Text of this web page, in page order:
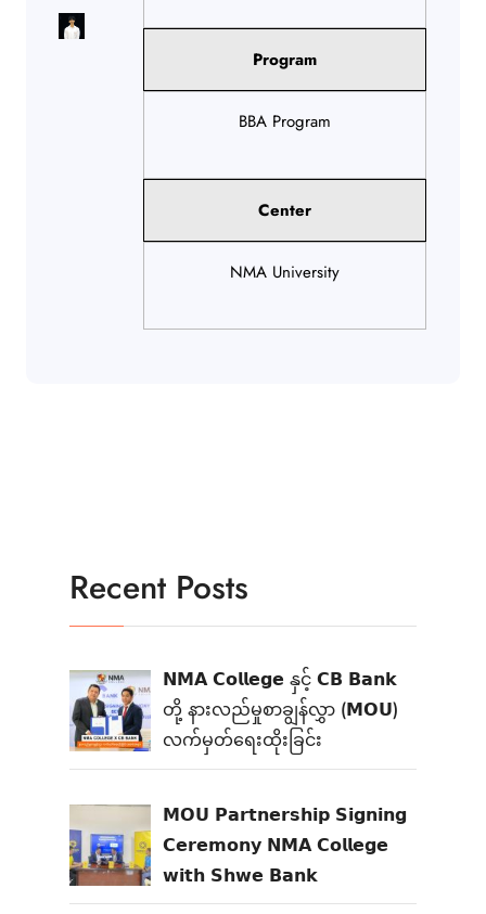
Program
BBA Program
Center
NMA University
Recent Posts
𝗡𝗠𝗔 𝗖𝗼𝗹𝗹𝗲𝗴𝗲 နှင့် 𝗖𝗕 𝗕𝗮𝗻𝗸
တို့ နားလည်မှုစာချွန်လွှာ (𝗠𝗢𝗨)
လက်မှတ်ရေးထိုးခြင်း
𝗠𝗢𝗨 𝗣𝗮𝗿𝘁𝗻𝗲𝗿𝘀𝗵𝗶𝗽 𝗦𝗶𝗴𝗻𝗶𝗻𝗴
𝗖𝗲𝗿𝗲𝗺𝗼𝗻𝘆 𝗡𝗠𝗔 𝗖𝗼𝗹𝗹𝗲𝗴𝗲
𝘄𝗶𝘁𝗵 𝗦𝗵𝘄𝗲 𝗕𝗮𝗻𝗸